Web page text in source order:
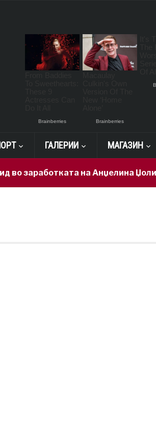
ГАЛЕРИИ МАГАЗИН
заработката на Анџелина Џоли